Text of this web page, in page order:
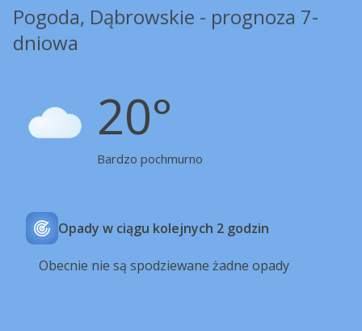
Pogoda, Dąbrowskie - prognoza 7-
dniowa
20°
Bardzo pochmurno
Opady w ciągu kolejnych 2 godzin
Obecnie nie są spodziewane żadne opady